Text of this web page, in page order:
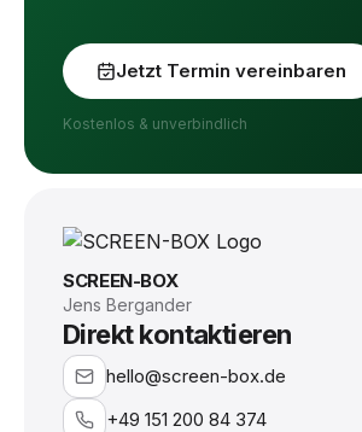
Jetzt Termin vereinbaren
Kostenlos & unverbindlich
SCREEN-BOX
Jens Bergander
Direkt kontaktieren
hello@screen-box.de
+49 151 200 84 374